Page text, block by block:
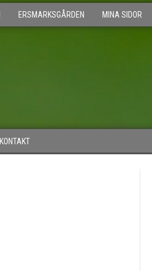
ERSMARKSGÅRDEN MINA SIDOR
KONTAKT